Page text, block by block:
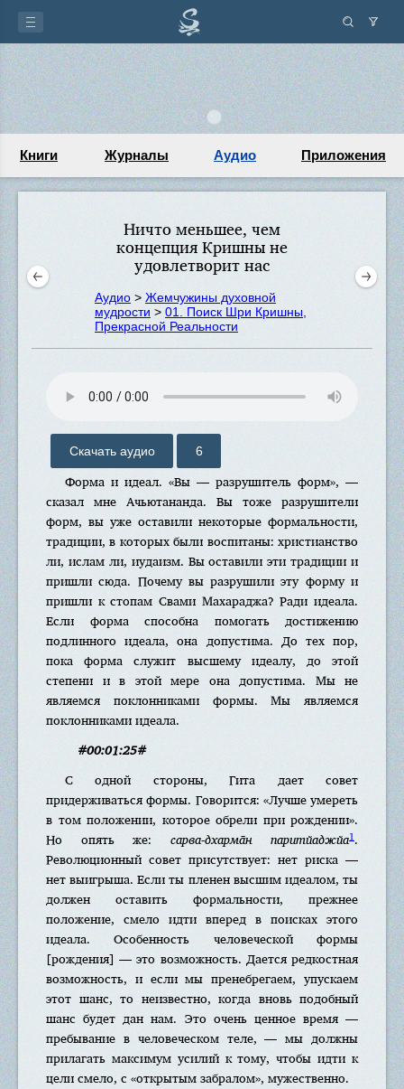
Книги Журналы Аудио Приложения
Ничто меньшее, чем
концепция Кришны не
удовлетворит нас
Аудио > Жемчужины духовной
мудрости > 01. Поиск Шри Кришны,
Прекрасной Реальности
Скачать аудио 6
Форма и идеал. «Вы — разрушитель форм», —
сказал мне Ачьютананда. Вы тоже разрушители
форм, вы уже оставили некоторые формальности,
традиции, в которых были воспитаны: христианство
ли, ислам ли, иудаизм. Вы оставили эти традиции и
пришли сюда. Почему вы разрушили эту форму и
пришли к стопам Свами Махараджа? Ради идеала.
Если форма способна помогать достижению
подлинного идеала, она допустима. До тех пор,
пока форма служит высшему идеалу, до этой
степени и в этой мере она допустима. Мы не
являемся поклонниками формы. Мы являемся
поклонниками идеала.
#00:01:25#
С одной стороны, Гита дает совет
придерживаться формы. Говорится: «Лучше умереть
в том положении, которое обрели при рождении».
Но опять же: сарва-дхарма̄н паритйаджйа1.
Революционный совет присутствует: нет риска —
нет выигрыша. Если ты пленен высшим идеалом, ты
должен оставить формальности, прежнее
положение, смело идти вперед в поисках этого
идеала. Особенность человеческой формы
[рождения] — это возможность. Дается редкостная
возможность, и если мы пренебрегаем, упускаем
этот шанс, то неизвестно, когда вновь подобный
шанс будет дан нам. Это очень ценное время —
пребывание в человеческом теле, — мы должны
прилагать максимум усилий к тому, чтобы идти к
цели смело, с «открытым забралом», мужественно.